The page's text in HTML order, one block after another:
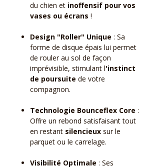
du chien et inoffensif pour vos
vases ou écrans !
Design "Roller" Unique : Sa
forme de disque épais lui permet
de rouler au sol de façon
imprévisible, stimulant l'instinct
de poursuite de votre
compagnon.
Technologie Bounceflex Core :
Offre un rebond satisfaisant tout
en restant silencieux sur le
parquet ou le carrelage.
Visibilité Optimale : Ses